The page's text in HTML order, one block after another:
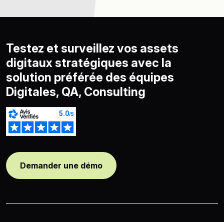
Testez et surveillez vos assets
digitaux stratégiques avec la
solution préférée des équipes
Digitales, QA, Consulting
Demander une démo